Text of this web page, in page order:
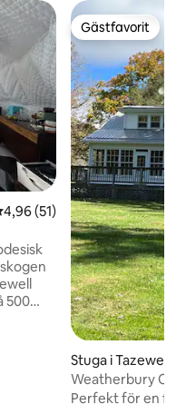
av 5 i genomsnittligt
4,96 (51)
500
Gästfavorit
Gästfavorit
Stuga i Tazewell
Weatherbury
Garden-resa
Perfekt för en